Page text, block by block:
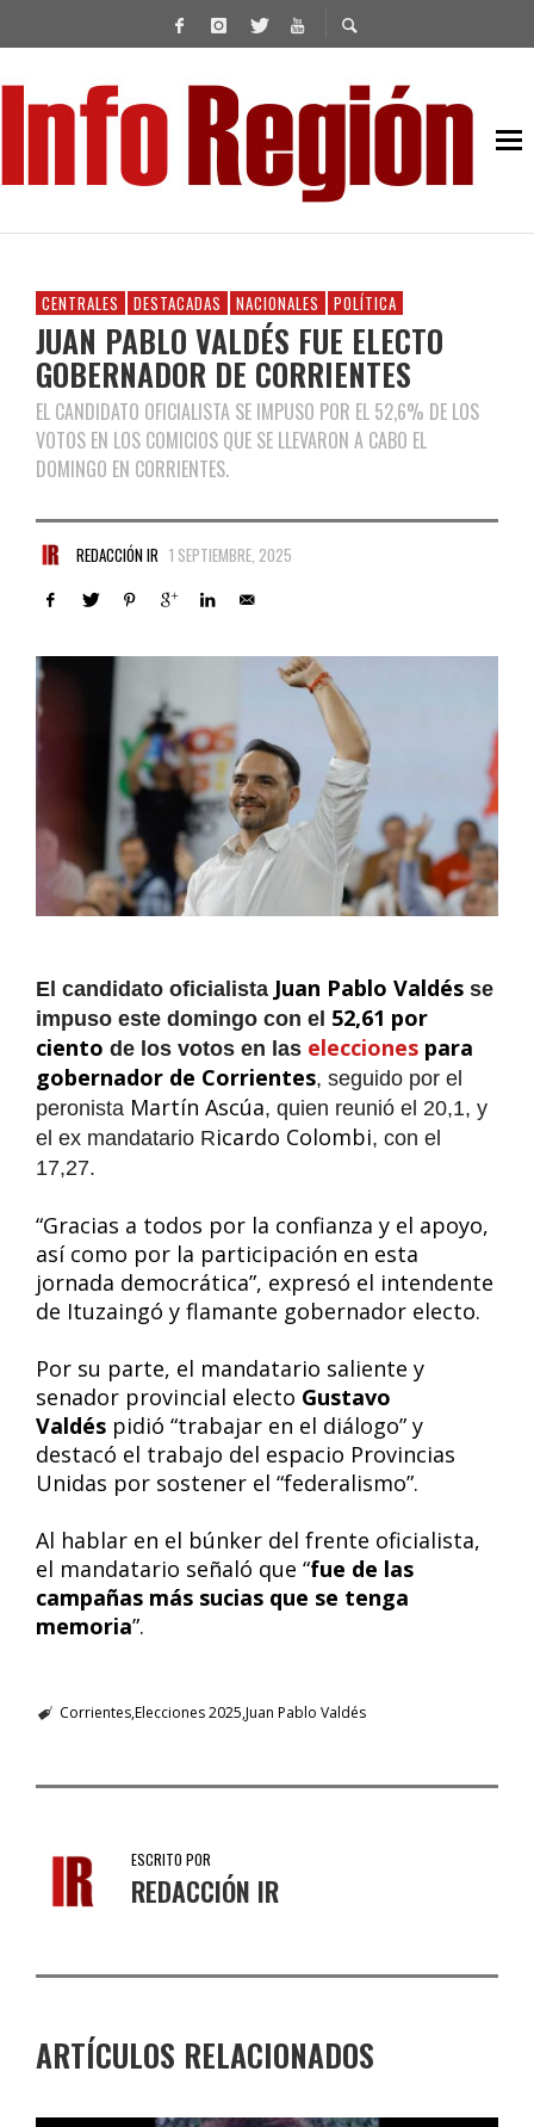
CENTRALES DESTACADAS NACIONALES POLÍTICA
JUAN PABLO VALDÉS FUE ELECTO
GOBERNADOR DE CORRIENTES
EL CANDIDATO OFICIALISTA SE IMPUSO POR EL 52,6% DE LOS
VOTOS EN LOS COMICIOS QUE SE LLEVARON A CABO EL
DOMINGO EN CORRIENTES.
REDACCIÓN IR 1 SEPTIEMBRE, 2025
El candidato oficialista Juan Pablo Valdés se
impuso este domingo con el 52,61 por
ciento de los votos en las elecciones para
gobernador de Corrientes, seguido por el
peronista Martín Ascúa, quien reunió el 20,1, y
el ex mandatario Ricardo Colombi, con el
17,27.
“Gracias a todos por la confianza y el apoyo,
así como por la participación en esta
jornada democrática”, expresó el intendente
de Ituzaingó y flamante gobernador electo.
Por su parte, el mandatario saliente y
senador provincial electo Gustavo
Valdés pidió “trabajar en el diálogo” y
destacó el trabajo del espacio Provincias
Unidas por sostener el “federalismo”.
Al hablar en el búnker del frente oficialista,
el mandatario señaló que “fue de las
campañas más sucias que se tenga
memoria”.
CorrientesElecciones 2025 Juan Pablo Valdés
ESCRITO POR
REDACCIÓN IR
ARTÍCULOS RELACIONADOS